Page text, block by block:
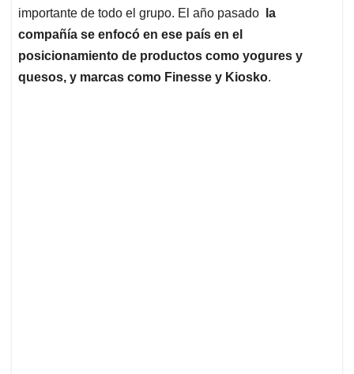
importante de todo el grupo. El año pasado
la
compañía se enfocó en ese país en el
posicionamiento de productos como yogures y
quesos, y marcas como Finesse y Kiosko.